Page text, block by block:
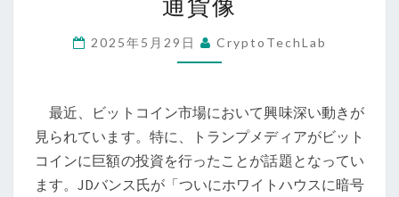
ン
ラ
ン
プ
2025年5月29日 CryptoTechLab
最近、ビットコイン市場において興味深い動きが
見られています。特に、トランプメディアがビット
コインに巨額の投資を行ったことが話題となってい
ます。JDバンス氏が「ついにホワイトハウスに暗号